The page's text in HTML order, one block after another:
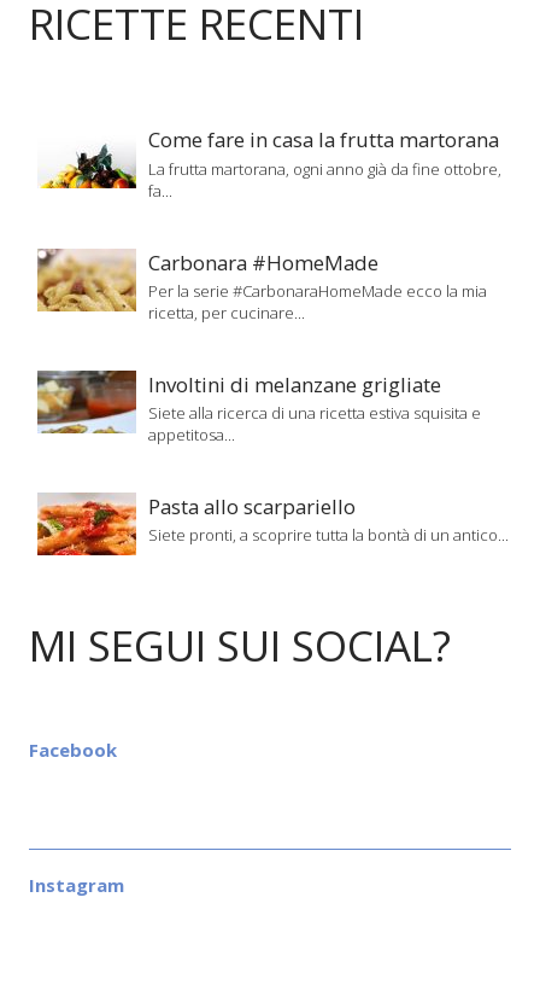
RICETTE RECENTI
Come fare in casa la frutta martorana
La frutta martorana, ogni anno già da fine ottobre,
fa...
Carbonara #HomeMade
Per la serie #CarbonaraHomeMade ecco la mia
ricetta, per cucinare...
Involtini di melanzane grigliate
Siete alla ricerca di una ricetta estiva squisita e
appetitosa...
Pasta allo scarpariello
Siete pronti, a scoprire tutta la bontà di un antico...
MI SEGUI SUI SOCIAL?
Facebook
Instagram